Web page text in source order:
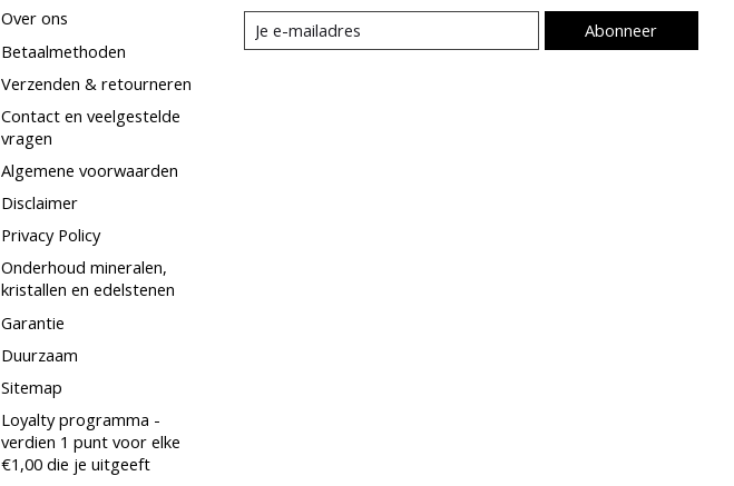
Over ons
Betaalmethoden
Verzenden & retourneren
Contact en veelgestelde
vragen
Algemene voorwaarden
Disclaimer
Privacy Policy
Onderhoud mineralen,
kristallen en edelstenen
Garantie
Duurzaam
Sitemap
Loyalty programma -
verdien 1 punt voor elke
€1,00 die je uitgeeft
Abonneer